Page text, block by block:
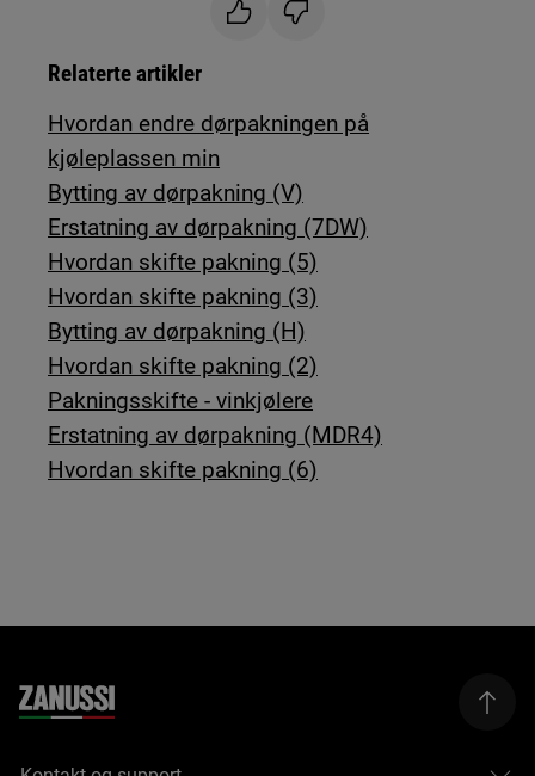
Relaterte artikler
Hvordan endre dørpakningen på
kjøleplassen min
Bytting av dørpakning (V)
Erstatning av dørpakning (7DW)
Hvordan skifte pakning (5)
Hvordan skifte pakning (3)
Bytting av dørpakning (H)
Hvordan skifte pakning (2)
Pakningsskifte - vinkjølere
Erstatning av dørpakning (MDR4)
Hvordan skifte pakning (6)